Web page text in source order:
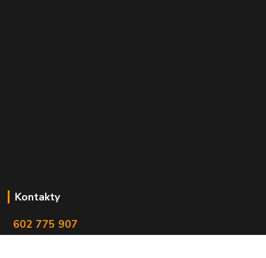
Kontakty
602 775 907